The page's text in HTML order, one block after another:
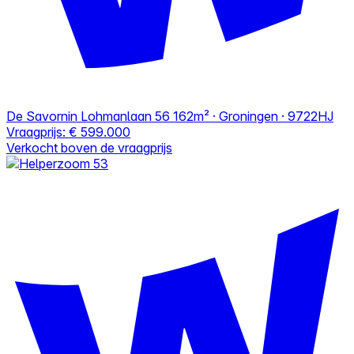
De Savornin Lohmanlaan 56 162m² · Groningen · 9722HJ
Vraagprijs: € 599.000
Verkocht boven de vraagprijs